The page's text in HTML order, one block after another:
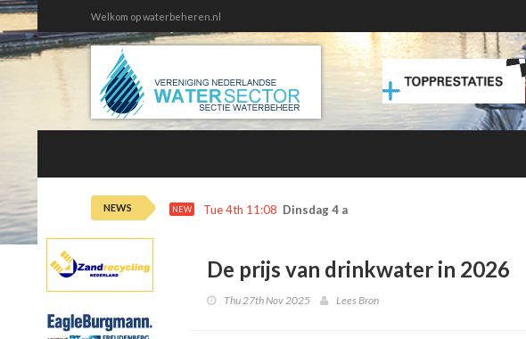
Welkom op waterbeheren.nl
NEWS NEW Tue 4th 11:08 Dinsdag 4 augustus kans op smog door ozon
De prijs van drinkwater in 2026
Thu 27th Nov 2025 Lees Bron